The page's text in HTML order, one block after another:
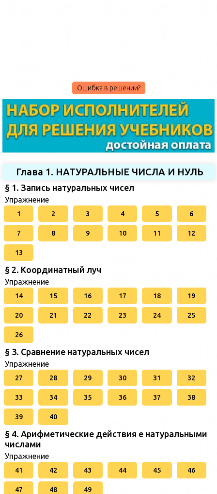
Ошибка в решении?
Глава 1. НАТУРАЛЬНЫЕ ЧИСЛА И НУЛЬ
§ 1. Запись натуральных чисел
Упражнение
1 2 3 4 5 6
7 8 9 10 11 12
13
§ 2. Координатный луч
Упражнение
14 15 16 17 18 19
20 21 22 23 24 25
26
§ 3. Сравнение натуральных чисел
Упражнение
27 28 29 30 31 32
33 34 35 36 37 38
39 40
§ 4. Арифметические действия е натуральными
числами
Упражнение
41 42 43 44 45 46
47 48 49